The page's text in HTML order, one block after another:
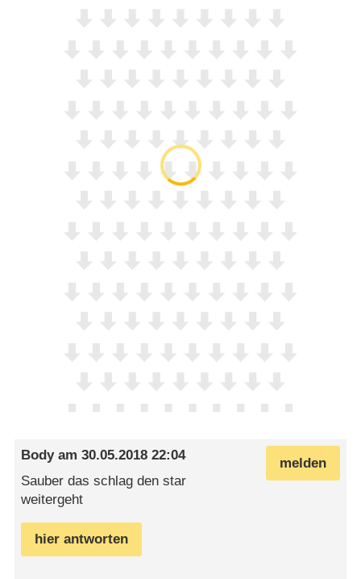
melden
Bodyam30.05.2018 22:04
Sauber das schlag den star
weitergeht
hier antworten